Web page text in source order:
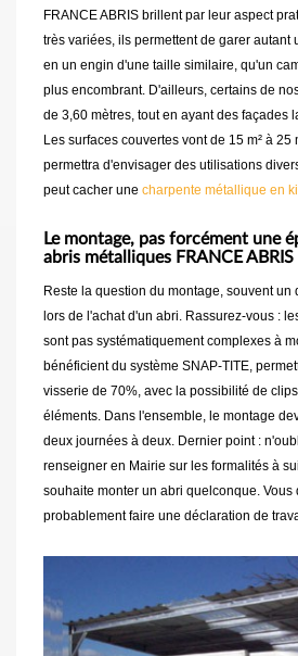
FRANCE ABRIS brillent par leur aspect
très variées, ils permettent de garer autant
en un engin d'une taille similaire, qu'un
plus encombrant. D'ailleurs, certains de
de 3,60 mètres, tout en ayant des façades
Les surfaces couvertes vont de 15 m² à 25
permettra d'envisager des utilisations
peut cacher une charpente métallique en
Le montage, pas forcément une
abris métalliques FRANCE ABRIS
Reste la question du montage, souvent un
lors de l'achat d'un abri. Rassurez-vous :
sont pas systématiquement complexes à
bénéficient du système SNAP-TITE,
visserie de 70%, avec la possibilité de
éléments. Dans l'ensemble, le montage
deux journées à deux. Dernier point :
renseigner en Mairie sur les formalités à
souhaite monter un abri quelconque. Vous
probablement faire une déclaration de